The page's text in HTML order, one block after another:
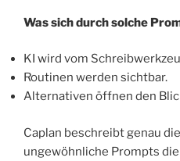
Was sich durch solche
KI wird vom
Routinen werden sichtbar.
Alternativen öffnen den
Caplan beschreibt genau
ungewöhnliche Prompts